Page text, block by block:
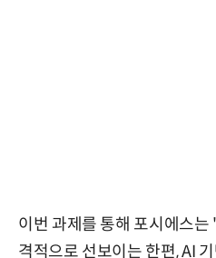
이번 과제를 통해 포시에스
격적으로 선보이는 한편, AI